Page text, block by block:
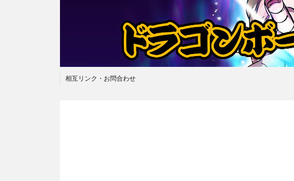
相互リンク・お問合わせ